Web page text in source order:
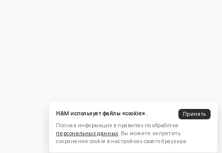
H&M использует файлы «cookie».
Принять
Полная информация в правилах по обработке
персональных данных. Вы можете запретить
сохранение cookie в настройках своего браузера